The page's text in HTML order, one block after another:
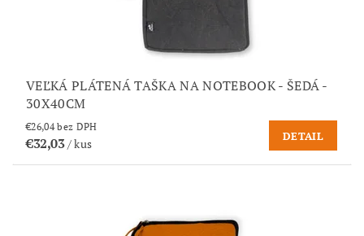
VEĽKÁ PLÁTENÁ TAŠKA NA NOTEBOOK - ŠEDÁ -
30X40CM
€26,04 bez DPH
€32,03/ kus
DETAIL